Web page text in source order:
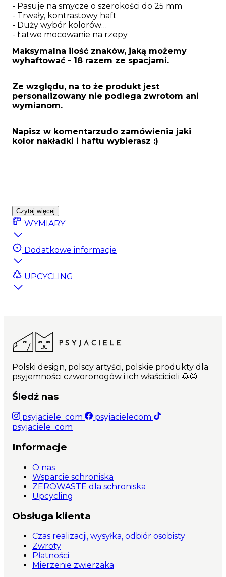
- Pasuje na smycze o szerokości do 25 mm
- Trwały, kontrastowy haft
- Duży wybór kolorów
- Łatwe mocowanie na rzepy
Maksymalna ilość znaków, jaką możemy
wyhaftować - 18 razem ze spacjami.
Ze względu, na to że produkt jest
personalizowany nie podlega zwrotom ani
wymianom.
Napisz w komentarzudo zamówienia jaki
kolor nakładki i haftu wybierasz :)
Czytaj więcej
WYMIARY
Dodatkowe informacje
UPCYCLING
Polski design, polscy artyści, polskie produkty dla
psyjemności czworonogów i ich właścicieli 🐶🐱
Śledź nas
psyjaciele_com
psyjacielecom
psyjaciele_com
Informacje
O nas
Wsparcie schroniska
ZEROWASTE dla schroniska
Upcycling
Obsługa klienta
Czas realizacji, wysyłka, odbiór osobisty
Zwroty
Płatności
Mierzenie zwierzaka